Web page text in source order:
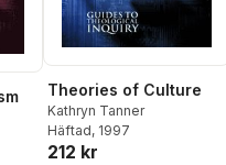
Theories of Culture
Kathryn Tanner
Häftad, 1997
212 kr